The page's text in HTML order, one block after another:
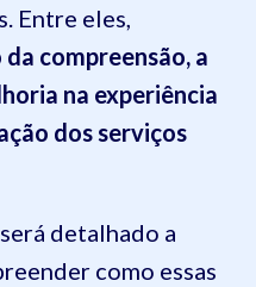
Entre eles,
compreensão, a
na experiência
dos serviços
detalhado a
como essas